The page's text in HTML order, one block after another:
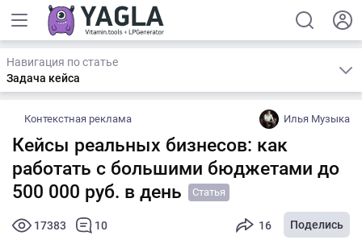
Навигация по статье
Задача кейса
Контекстная реклама Илья Музыка
Кейсы реальных бизнесов: как
работать с большими бюджетами до
500 000 руб. в день
Статья
17383 10 16 Поделись